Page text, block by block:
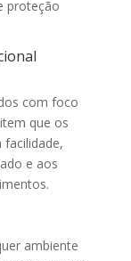
proteção
com foco
que os
e aos
ambiente